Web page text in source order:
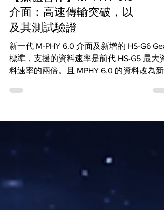
【媒體合作】M-PHY 6.0
介面：高速傳輸突破，以
及其測試驗證
新一代 M-PHY 6.0 介面及新增的 HS-G6
標準，支援的資料速率是前代 HS-G5 最大資